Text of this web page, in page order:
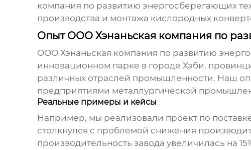
компания по развитию энергосберегающих
производства и монтажа кислородных
Опыт ООО Хэнаньская компания по
ООО Хэнаньская компания по развитию
инновационном парке в городе Хэби,
различных отраслей промышленности. Наш
предприятиями металлургической
Реальные примеры и кейсы
Например, мы реализовали проект по
столкнулся с проблемой снижения
производительность завода увеличилась на